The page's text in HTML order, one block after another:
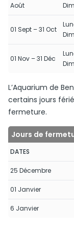
Août
01 Sept – 31 Oct
01 Nov – 31 Déc
L’Aquarium de
certains jours
fermeture.
Jours de
DATES
25 Décembre
01 Janvier
6 Janvier